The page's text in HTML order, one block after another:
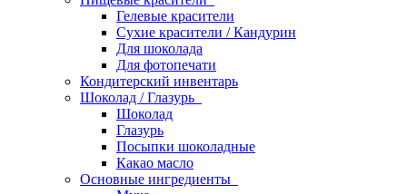
Гелевые красители
Сухие красители / Кандурин
Для шоколада
Для фотопечати
Кондитерский инвентарь
Шоколад / Глазурь
Шоколад
Глазурь
Посыпки шоколадные
Какао масло
Основные ингредиенты